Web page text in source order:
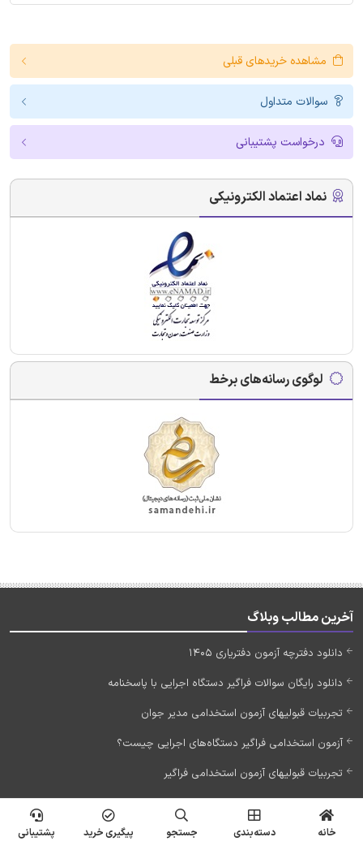
مشاهده خریدهای قبلی
سوالات متداول
درخواست پشتیبانی
نماد اعتماد الکترونیکی
لوگوی رسانه‌های برخط
آخرین مطالب وبلاگ
دانلود دفترچه آزمون دفتریاری 1405
دانلود رایگان سوالات فراگیر دستگاه اجرایی با پاسخنامه
تجربیات قبولیهای آزمون استخدامی مدیر جوان
آزمون استخدامی فراگیر دستگاه‌های اجرایی چیست؟
تجربیات قبولیهای آزمون استخدامی فراگیر
لینک‌های مهم
خانه دسته‌بندی جستجو پیگیری خرید پشتیبانی